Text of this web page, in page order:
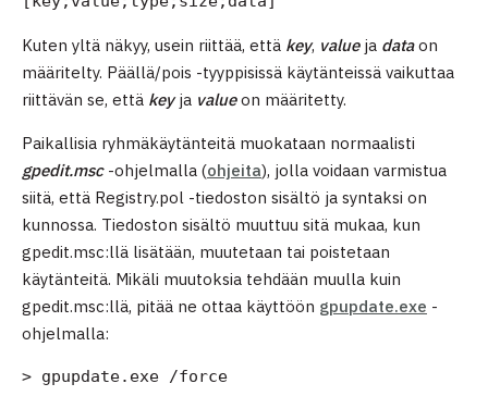
Kuten yltä näkyy, usein riittää, että key, valueja dataon
määritelty. Päällä/pois -tyyppisissä käytänteissä vaikuttaa
riittävän se, että keyja valueon määritetty.
Paikallisia ryhmäkäytänteitä muokataan normaalisti
gpedit.msc-ohjelmalla (ohjeita), jolla voidaan varmistua
siitä, että Registry.pol -tiedoston sisältö ja syntaksi on
kunnossa. Tiedoston sisältö muuttuu sitä mukaa, kun
gpedit.msc:llä lisätään, muutetaan tai poistetaan
käytänteitä. Mikäli muutoksia tehdään muulla kuin
gpedit.msc:llä, pitää ne ottaa käyttöön gpupdate.exe -
ohjelmalla:
> gpupdate.exe /force